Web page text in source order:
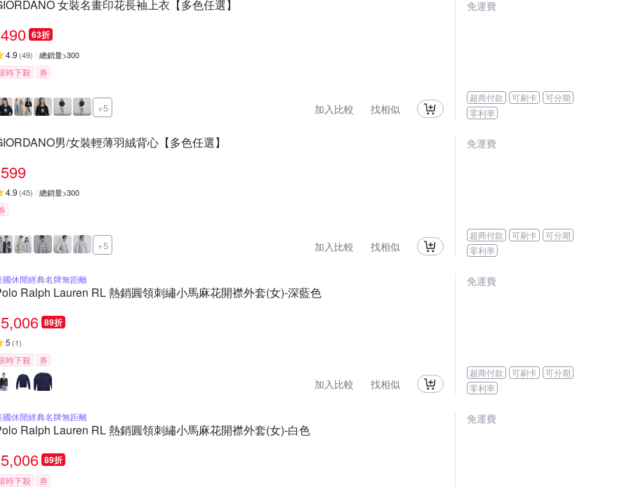
女裝名畫印花長袖上衣【多色任選】
490 63折
4.9 (49) 總銷量>300
時下殺 券
+5 加入比較 找相似
免運費
超商付款 可刷卡
可分期
零利率
男/女裝輕薄羽絨背心【多色任選】
599
4.9 (45) 總銷量>300
+5 加入比較 找相似
免運費
超商付款 可刷卡
可分期
零利率
國休閒經典名牌無距離
Ralph Lauren RL 熱銷圓領刺繡小馬麻花開襟外套(女)-深藍色
5,006 89折
5 (1)
時下殺 券
加入比較 找相似
免運費
超商付款 可刷卡
可分期
零利率
國休閒經典名牌無距離
Ralph Lauren RL 熱銷圓領刺繡小馬麻花開襟外套(女)-白色
5,006 89折
時下殺 券
免運費